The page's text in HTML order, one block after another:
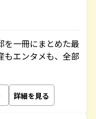
を一冊にまとめた最
もエンタメも、全部
詳細を見る